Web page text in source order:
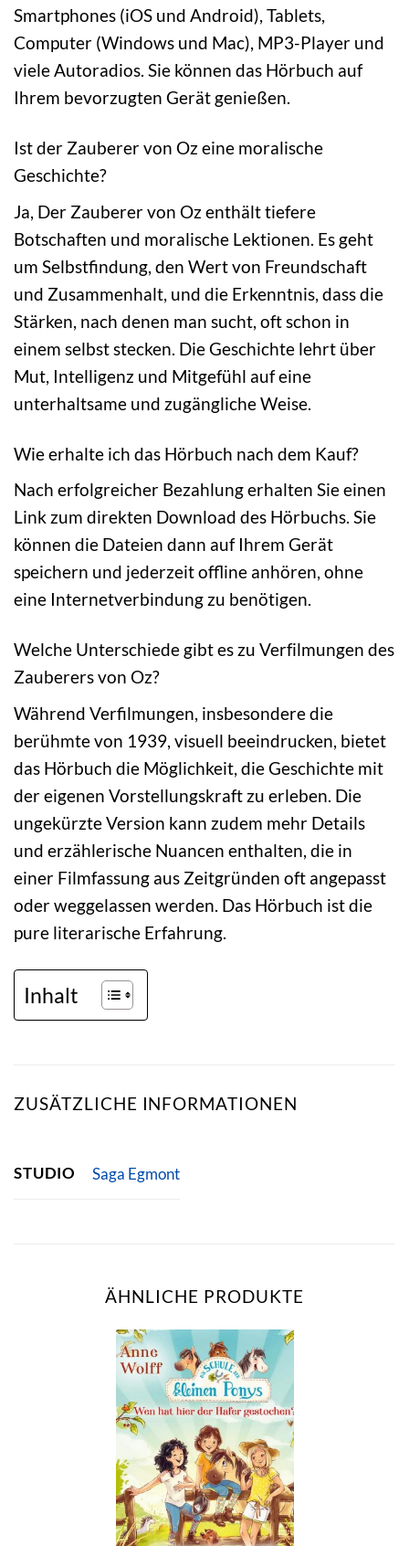
Smartphones (iOS und Android), Tablets,
Computer (Windows und Mac), MP3-Player und
viele Autoradios. Sie können das Hörbuch auf
Ihrem bevorzugten Gerät genießen.
Ist der Zauberer von Oz eine moralische
Geschichte?
Ja, Der Zauberer von Oz enthält tiefere
Botschaften und moralische Lektionen. Es geht
um Selbstfindung, den Wert von Freundschaft
und Zusammenhalt, und die Erkenntnis, dass die
Stärken, nach denen man sucht, oft schon in
einem selbst stecken. Die Geschichte lehrt über
Mut, Intelligenz und Mitgefühl auf eine
unterhaltsame und zugängliche Weise.
Wie erhalte ich das Hörbuch nach dem Kauf?
Nach erfolgreicher Bezahlung erhalten Sie einen
Link zum direkten Download des Hörbuchs. Sie
können die Dateien dann auf Ihrem Gerät
speichern und jederzeit offline anhören, ohne
eine Internetverbindung zu benötigen.
Welche Unterschiede gibt es zu Verfilmungen des
Zauberers von Oz?
Während Verfilmungen, insbesondere die
berühmte von 1939, visuell beeindrucken, bietet
das Hörbuch die Möglichkeit, die Geschichte mit
der eigenen Vorstellungskraft zu erleben. Die
ungekürzte Version kann zudem mehr Details
und erzählerische Nuancen enthalten, die in
einer Filmfassung aus Zeitgründen oft angepasst
oder weggelassen werden. Das Hörbuch ist die
pure literarische Erfahrung.
Inhalt
ZUSÄTZLICHE INFORMATIONEN
STUDIO Saga Egmont
ÄHNLICHE PRODUKTE